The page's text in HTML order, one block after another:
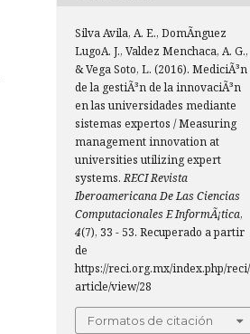
Silva Avila, A. E., DomÃ­nguez
LugoA. J., Valdez Menchaca, A. G.,
& Vega Soto, L. (2016). MediciÃ³n
de la gestiÃ³n de la innovaciÃ³n
en las universidades mediante
sistemas expertos / Measuring
management innovation at
universities utilizing expert
systems.RECI Revista
Iberoamericana De Las Ciencias
Computacionales E InformÃ¡tica,
4(7), 33 - 53. Recuperado a partir
de
https://reci.org.mx/index.php/reci/
article/view/28
Formatos de citación